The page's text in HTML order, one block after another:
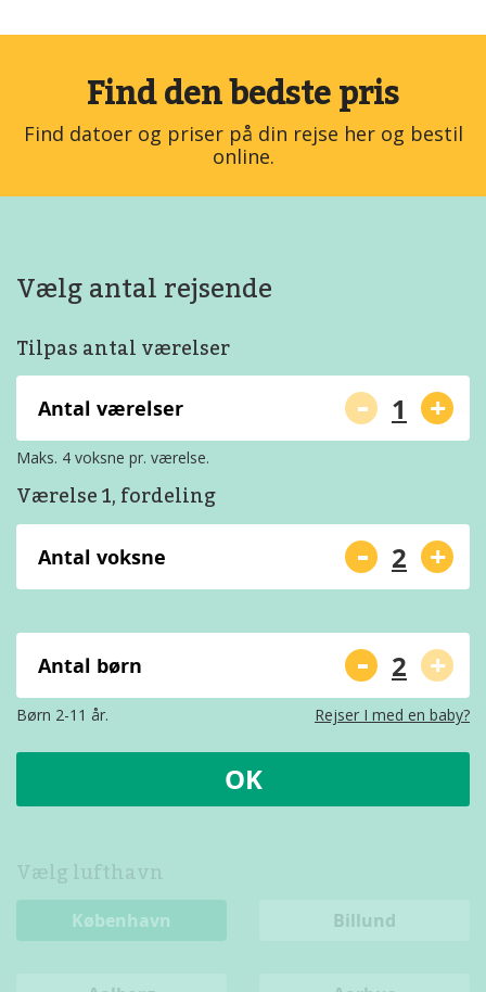
Find den bedste pris
Find datoer og priser på din rejse her og bestil
online.
Vælg antal rejsende
Tilpas antal værelser
Antal værelser - +
Maks. 4 voksne pr. værelse.
Værelse 1, fordeling
Antal voksne - +
Antal børn - +
Børn 2-11 år. Rejser I med en baby?
OK
Vælg lufthavn
København Billund